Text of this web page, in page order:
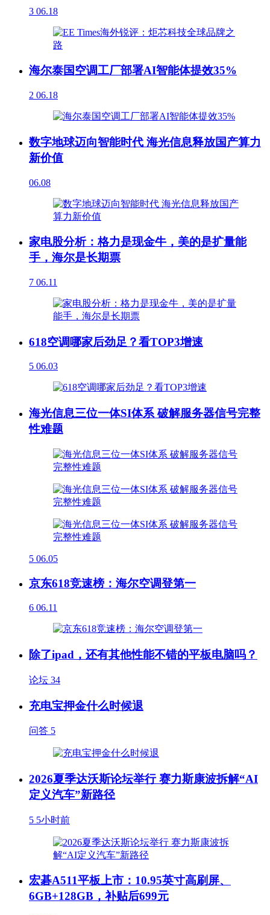
3 06.18
海尔泰国空调工厂部署AI智能体提效35%
2 06.18
数字地球迈向智能时代 海光信息释放国产算力
新价值
06.08
家电股分析：格力是现金牛，美的是扩量能
手，海尔是长期票
7 06.11
618空调哪家后劲足？看TOP3增速
5 06.03
海光信息三位一体SI体系 破解服务器信号完整
性难题
5 06.05
京东618竞速榜：海尔空调登第一
6 06.11
除了ipad，还有其他性能不错的平板电脑吗？
论坛 34
充电宝押金什么时候退
问答 5
2026夏季达沃斯论坛举行 赛力斯康波拆解“AI
定义汽车”新路径
5 5小时前
宏碁A511平板上市：10.95英寸高刷屏、
6GB+128GB，补贴后699元